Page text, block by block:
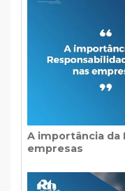
A importância da
empresas